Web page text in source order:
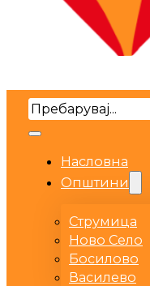
Search
Насловна
Општини
Струмица
Ново Село
Босилово
Василево